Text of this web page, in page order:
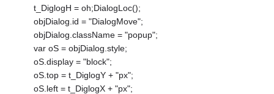
t_DiglogH = oh;DialogLoc();
objDialog.id = "DialogMove";
objDialog.className = "popup";
var oS = objDialog.style;
oS.display = "block";
oS.top = t_DiglogY + "px";
oS.left = t_DiglogX + "px";